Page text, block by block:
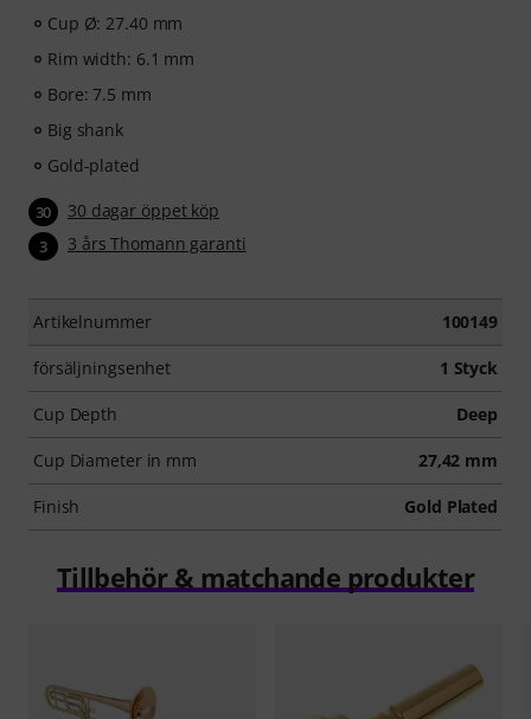
Cup Ø: 27.40 mm
Rim width: 6.1 mm
Bore: 7.5 mm
Big shank
Gold-plated
30 30 dagar öppet köp
3 3 års Thomann garanti
Artikelnummer 100149
försäljningsenhet 1 Styck
Cup Depth Deep
Cup Diameter in mm 27,42 mm
Finish Gold Plated
Tillbehör & matchande produkter